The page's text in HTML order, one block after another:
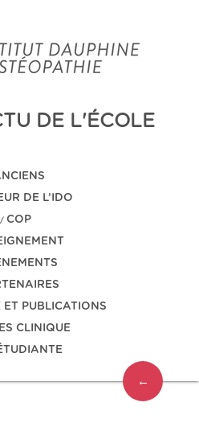
DE L'ÉCOLE
DE L’IDO
/ COP
ET PUBLICATIONS
CLINIQUE
←